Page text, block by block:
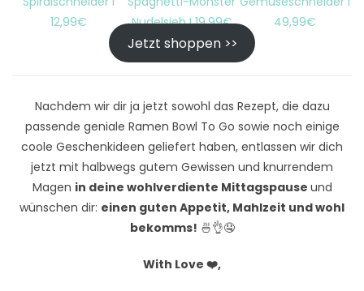
12,99€
Nudelsieb I 19,99€
49,99€
Jetzt shoppen >>
Nachdem wir dir ja jetzt sowohl das Rezept, die dazu
passende geniale Ramen Bowl To Go sowie noch einige
coole Geschenkideen geliefert haben, entlassen wir dich
jetzt mit halbwegs gutem Gewissen und knurrendem
Magen in deine wohlverdiente Mittagspause und
wünschen dir: einen guten Appetit, Mahlzeit und wohl
bekomms! 🍜👌🤤
With Love ❤️,